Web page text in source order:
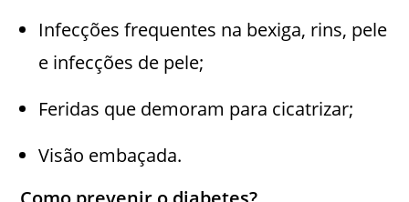
Infecções frequentes na bexiga, rins, pele
e infecções de pele;
Feridas que demoram para cicatrizar;
Visão embaçada.